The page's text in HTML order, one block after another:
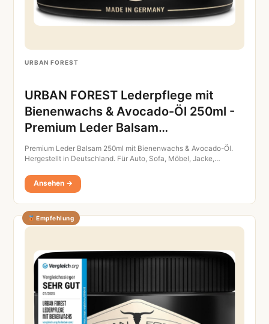
URBAN FOREST
URBAN FOREST Lederpflege mit
Bienenwachs & Avocado-Öl 250ml -
Premium Leder Balsam…
Premium Leder Balsam 250ml mit Bienenwachs & Avocado-Öl.
Hergestellt in Deutschland. Für Auto, Sofa, Möbel, Jacke,…
Ansehen →
Empfehlung